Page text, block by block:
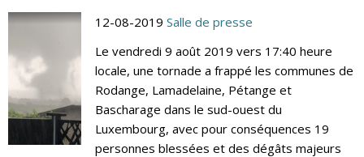
12-08-2019 Salle de presse
Le vendredi 9 août 2019 vers 17:40 heure
locale, une tornade a frappé les communes de
Rodange, Lamadelaine, Pétange et
Bascharage dans le sud-ouest du
Luxembourg, avec pour conséquences 19
personnes blessées et des dégâts majeurs